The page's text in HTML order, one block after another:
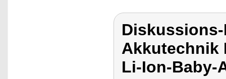
Akkutechnik
Li-Ion-Baby-